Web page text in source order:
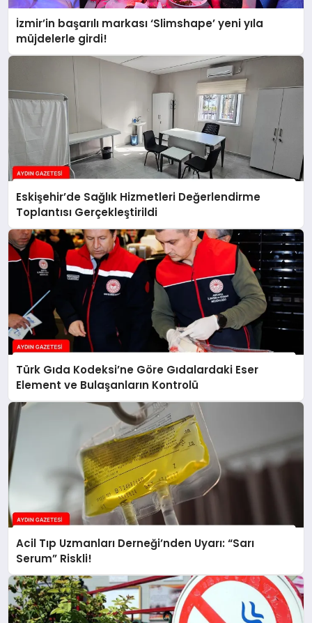
İzmir’in başarılı markası ‘Slimshape’ yeni yıla
müjdelerle girdi!
Eskişehir’de Sağlık Hizmetleri Değerlendirme
Toplantısı Gerçekleştirildi
Türk Gıda Kodeksi’ne Göre Gıdalardaki Eser
Element ve Bulaşanların Kontrolü
Acil Tıp Uzmanları Derneği’nden Uyarı: “Sarı
Serum” Riskli!